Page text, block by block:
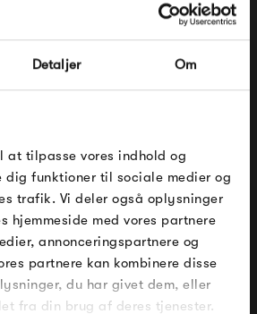
Detaljer Om
at tilpasse vores indhold og
dig funktioner til sociale medier og
trafik. Vi deler også oplysninger
hjemmeside med vores partnere
annonceringspartnere og
partnere kan kombinere disse
du har givet dem, eller
fra din brug af deres tjenester.
med en ny tilgang til
kunsthåndværkere og
fra Silkeborg Uldspinderi
fra samme kategori
DIN NÆSTE ORDRE
så sender vi rabatkoden til dig på
er 499 kr. for at indløse